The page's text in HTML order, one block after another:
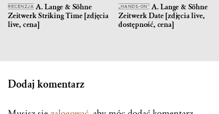
RECENZJA A. Lange & Söhne
Zeitwerk Striking Time [zdjęcia
live, cena]
„HANDS-ON” A. Lange & Söhne
Zeitwerk Date [zdjęcia live,
dostępność, cena]
Dodaj komentarz